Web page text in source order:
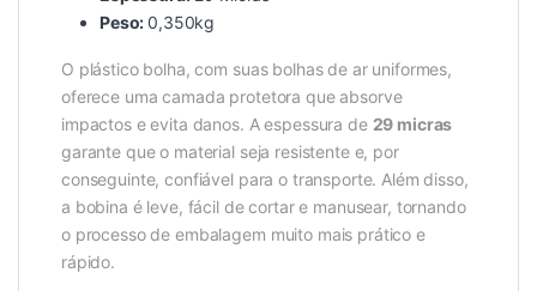
Peso:0,350kg
O plástico bolha, com suas bolhas de ar uniformes,
oferece uma camada protetora que absorve
impactos e evita danos. A espessura de 29 micras
garante que o material seja resistente e, por
conseguinte, confiável para o transporte. Além disso,
a bobina é leve, fácil de cortar e manusear, tornando
o processo de embalagem muito mais prático e
rápido.